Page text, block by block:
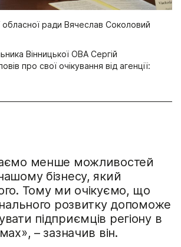
обласної ради Вячеслав Соколовий
Вінницької ОВА Сергій
про свої очікування від агенції:
менше можливостей
бізнесу, який
Тому ми очікуємо, що
розвитку допоможе
підприємців регіону в
– зазначив він.